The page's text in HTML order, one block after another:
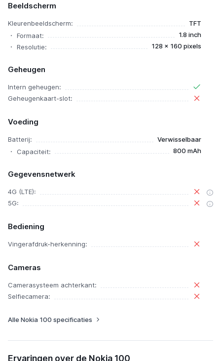
Beeldscherm
Kleurenbeeldscherm:
TFT
Formaat:
1.8 inch
Resolutie:
128 x 160 pixels
Geheugen
Intern geheugen:
Geheugenkaart-slot:
Voeding
Batterij:
Verwisselbaar
Capaciteit:
800 mAh
Gegevensnetwerk
4G (LTE):
5G:
Bediening
Vingerafdruk-herkenning:
Cameras
Camerasysteem achterkant:
Selfiecamera:
Alle Nokia 100 specificaties
Ervaringen over de Nokia 100